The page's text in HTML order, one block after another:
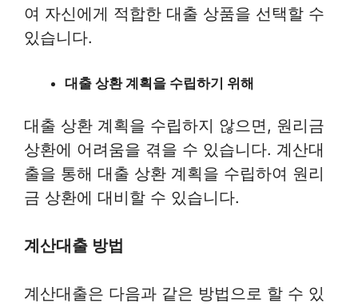
여 자신에게 적합한 대출 상품을 선택할 수
있습니다.
대출 상환 계획을 수립하기 위해
대출 상환 계획을 수립하지 않으면, 원리금
상환에 어려움을 겪을 수 있습니다. 계산대
출을 통해 대출 상환 계획을 수립하여 원리
금 상환에 대비할 수 있습니다.
계산대출 방법
계산대출은 다음과 같은 방법으로 할 수 있